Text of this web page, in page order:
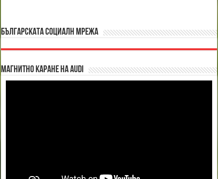
БЪЛГАРСКАТА СОЦИАЛН МРЕЖА
Магнитно каране на Audi